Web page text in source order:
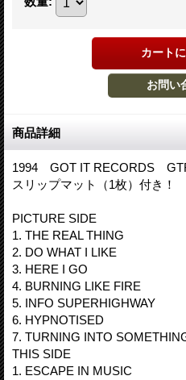
商品詳細
1994 GOT IT RECORDS
スリップマット（1枚）付き！
PICTURE SIDE
1. THE REAL THING
2. DO WHAT I LIKE
3. HERE I GO
4. BURNING LIKE FIRE
5. INFO SUPERHIGHWAY
6. HYPNOTISED
7. TURNING INTO
THIS SIDE
1. ESCAPE IN MUSIC